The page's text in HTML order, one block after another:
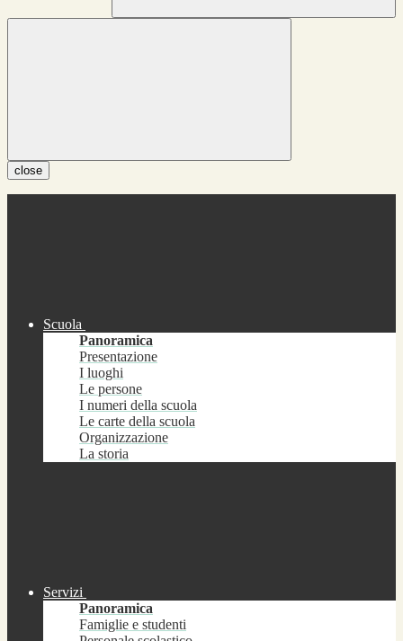
close
Scuola
Panoramica
Presentazione
I luoghi
Le persone
I numeri della scuola
Le carte della scuola
Organizzazione
La storia
Servizi
Panoramica
Famiglie e studenti